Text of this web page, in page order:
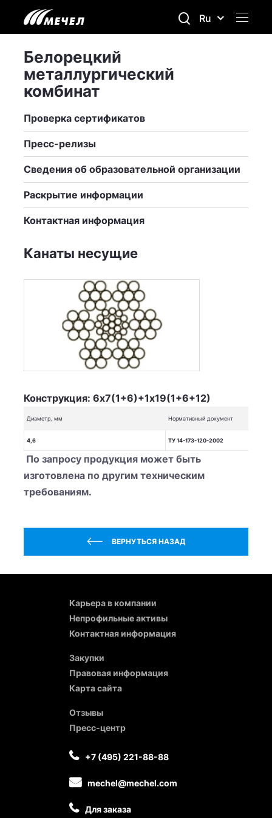
Ru
Белорецкий
металлургический
комбинат
Канаты несущие
Конструкция: 6х7(1+6)+1х19(1+6+12)
Диаметр, мм Нормативный документ
4,6 ТУ 14-173-120-2002
По запросу продукция может быть
изготовлена по другим техническим
требованиям.⁠
ВЕРНУТЬСЯ НАЗАД
Проверка сертификатов
Пресс-релизы
Сведения об образовательной организации
Раскрытие информации
Контактная информация
Карьера в компании
Непрофильные активы
Контактная информация
Закупки
Правовая информация
Карта сайта
Отзывы
Пресс-центр
+7 (495) 221-88-88
mechel@mechel.com
Для заказа